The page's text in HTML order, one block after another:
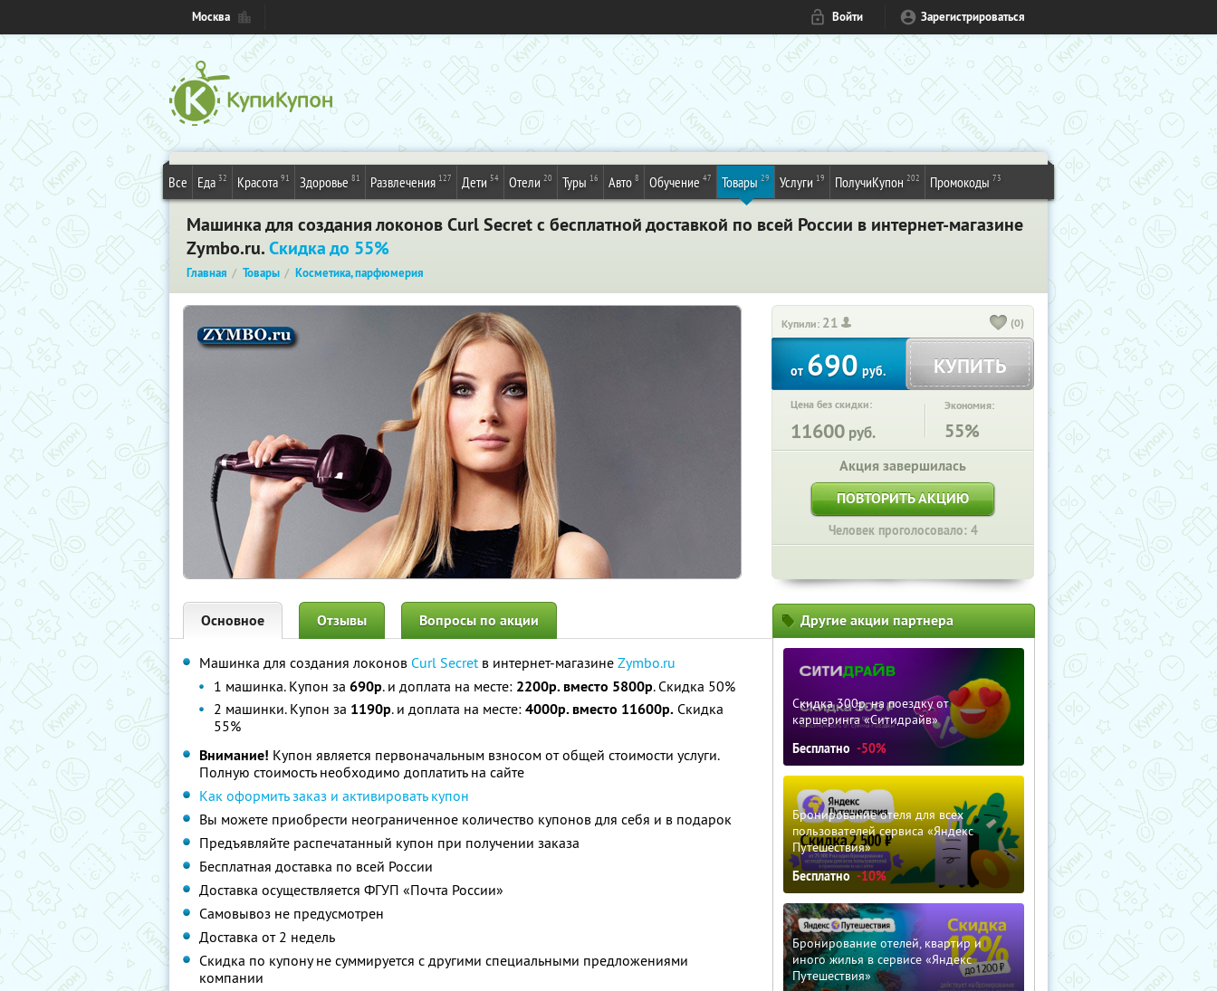
Москва Войти Зарегистрироваться
Все Еда 32 Красота 91 Здоровье 81 Развлечения 127 Дети 54 Отели 20 Туры 16 Авто 8 Обучение 47 Товары 29 Услуги 19 ПолучиКупон 202 Промокоды 73
Машинка для создания локонов Curl Secret с бесплатной доставкой по всей России в интернет-магазине
Zymbo.ru.Скидка до 55%
Главная Товары Косметика, парфюмерия
Купили: 21 (0)
от690руб. КУПИТЬ
Цена без скидки:
11600 руб.
Экономия:
55%
Акция завершилась
ПОВТОРИТЬ АКЦИЮ
Человек проголосовало: 4
Основное Отзывы Вопросы по акции
Машинка для создания локонов Curl Secretв интернет-магазине Zymbo.ru
1 машинка. Купон за 690р. и доплата на месте: 2200р. вместо 5800р. Скидка 50%
2 машинки. Купон за 1190р. и доплата на месте: 4000р. вместо 11600р. Скидка
55%
Внимание! Купон является первоначальным взносом от общей стоимости услуги.
Полную стоимость необходимо доплатить на сайте
Как оформить заказ и активировать купон
Вы можете приобрести неограниченное количество купонов для себя и в подарок
Предъявляйте распечатанный купон при получении заказа
Бесплатная доставка по всей России
Доставка осуществляется ФГУП «Почта России»
Самовывоз не предусмотрен
Доставка от 2 недель
Скидка по купону не суммируется с другими специальными предложениями
компании
Другие акции партнера
Скидка 300р. на поездку от
каршеринга «Ситидрайв»
Бесплатно -50%
Бронирование отеля для всех
пользователей сервиса «Яндекс
Путешествия»
Бесплатно -10%
Бронирование отелей, квартир и
иного жилья в сервисе «Яндекс
Путешествия»